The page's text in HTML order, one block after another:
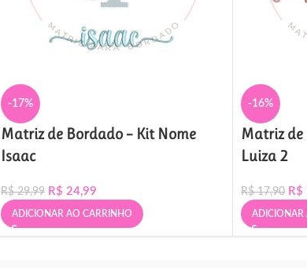
-17%
Matriz de Bordado – Kit Nome
Isaac
R$29,99 R$ 24,99
ADICIONAR AO CARRINHO
-16%
Matriz de
Luiza 2
R$17,90 R$
ADICIONAR